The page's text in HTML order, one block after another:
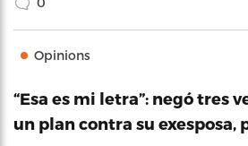
Opinions
“Esa es mi letra”: negó tres
un plan contra su exesposa,